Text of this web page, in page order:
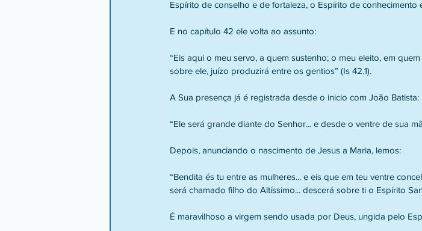
Espírito de conselho e de fortaleza, o Espírito de conhecimento
E no capítulo 42 ele volta ao assunto:
“Eis aqui o meu servo, a quem sustenho; o meu eleito, em
sobre ele, juízo produzirá entre os gentios” (Is 42.1).
A Sua presença já é registrada desde o inicio com João Batista:
“Ele será grande diante do Senhor... e desde o ventre de sua
Depois, anunciando o nascimento de Jesus a Maria, lemos:
“Bendita és tu entre as mulheres... e eis que em teu ventre
será chamado filho do Altíssimo... descerá sobre ti o Espírito
É maravilhoso a virgem sendo usada por Deus, ungida pelo